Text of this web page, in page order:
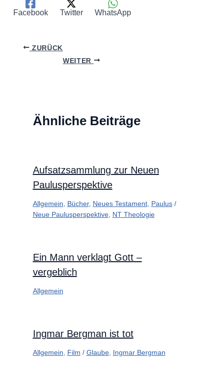
Facebook Twitter WhatsApp
ZURÜCK
WEITER
Ähnliche Beiträge
Aufsatzsammlung zur Neuen
Paulusperspektive
Allgemein Bücher, Neues Testament, Paulus/
Neue Paulusperspektive, NT Theologie
Ein Mann verklagt Gott –
vergeblich
Allgemein
Ingmar Bergman ist tot
Allgemein Film / Glaube, Ingmar Bergman